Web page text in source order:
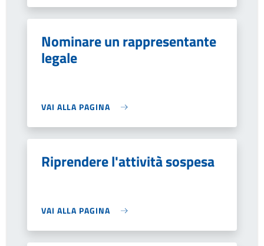
Nominare un rappresentante
legale
VAI ALLA PAGINA
Riprendere l'attività sospesa
VAI ALLA PAGINA